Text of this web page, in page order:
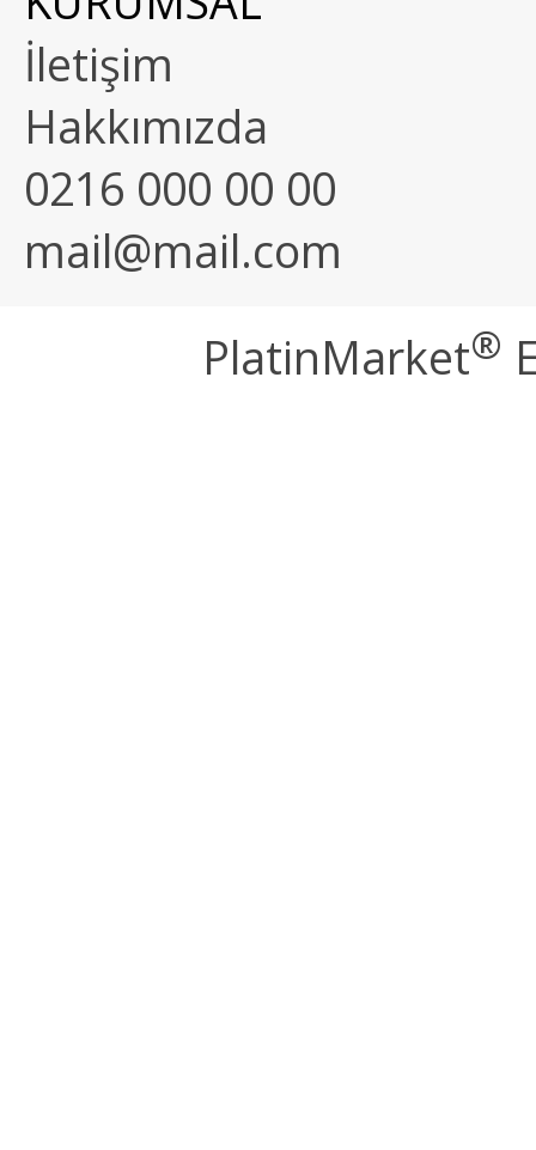
İletişim
Hakkımızda
0216 000 00 00
mail@mail.com
PlatinMarket®